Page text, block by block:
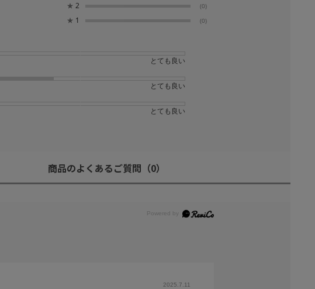
★ 2 (0)
★ 1 (0)
とても良い
とても良い
とても良い
商品のよくあるご質問 （0）
2025.7.11